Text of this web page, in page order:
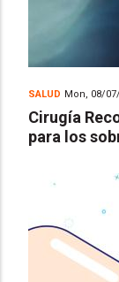
SALUD Mon, 08/
Cirugía
para los